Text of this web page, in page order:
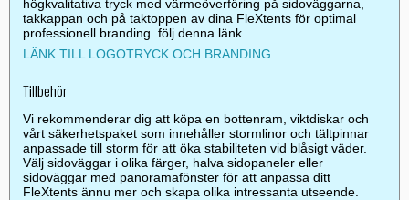
högkvalitativa tryck med värmeöverföring på sidoväggarna,
takkappan och på taktoppen av dina FleXtents för optimal
professionell branding. följ denna länk.
LÄNK TILL LOGOTRYCK OCH BRANDING
Tillbehör
Vi rekommenderar dig att köpa en bottenram, viktdiskar och
vårt säkerhetspaket som innehåller stormlinor och tältpinnar
anpassade till storm för att öka stabiliteten vid blåsigt väder.
Välj sidoväggar i olika färger, halva sidopaneler eller
sidoväggar med panoramafönster för att anpassa ditt
FleXtents ännu mer och skapa olika intressanta utseende.